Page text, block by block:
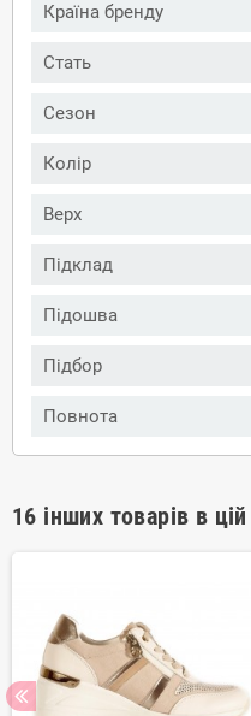
Країна бренду
Стать
Сезон
Колір
Верх
Підклад
Підошва
Підбор
Повнота
16 інших товарів в цій